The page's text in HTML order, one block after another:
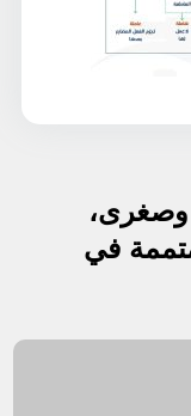
في